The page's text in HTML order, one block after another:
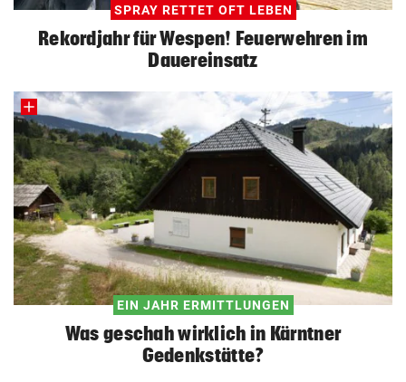
SPRAY RETTET OFT LEBEN
Rekordjahr für Wespen! Feuerwehren im
Dauereinsatz
EIN JAHR ERMITTLUNGEN
Was geschah wirklich in Kärntner
Gedenkstätte?